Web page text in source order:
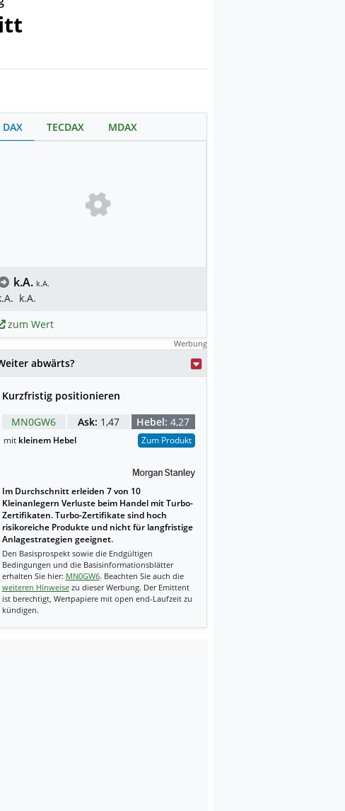
teilweise mit KI erstellt.
DAX TECDAX MDAX
k.A. k.A.
k.A.
zum Wert
Werbung
abwärts?
Kurzfristig positionieren
MN0GW6
Ask: 1,47 Hebel: 4,27
mit kleinem Hebel Zum Produkt
Im Durchschnitt erleiden 7 von 10
Kleinanlegern Verluste beim Handel mit Turbo-
Zertifikaten. Turbo-Zertifikate sind hoch
risikoreiche Produkte und nicht für langfristige
Anlagestrategien geeignet.
Den Basisprospekt sowie die Endgültigen
Bedingungen und die Basisinformationsblätter
erhalten Sie hier: MN0GW6. Beachten Sie auch die
weiteren Hinweisezu dieser Werbung. Der Emittent
ist berechtigt, Wertpapiere mit open end-Laufzeit zu
kündigen.